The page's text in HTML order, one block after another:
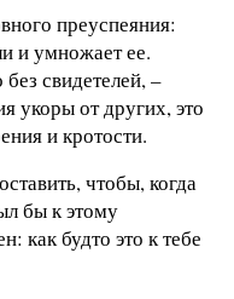
преуспеяния:
и умножает ее.
свидетелей, –
укоры от других, это
и кротости.
чтобы, когда
бы к этому
как будто это к тебе